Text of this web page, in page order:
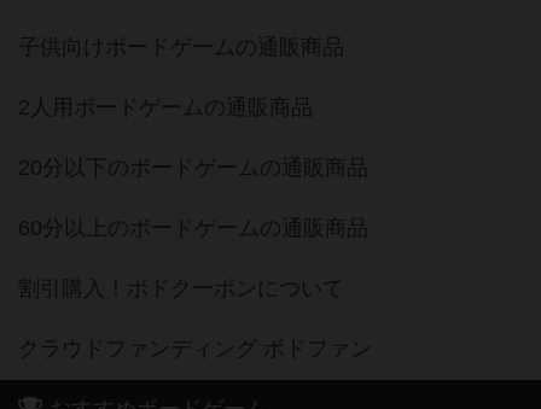
子供向けボードゲームの通販商品
2人用ボードゲームの通販商品
20分以下のボードゲームの通販商品
60分以上のボードゲームの通販商品
割引購入！ボドクーポンについて
クラウドファンディング ボドファン